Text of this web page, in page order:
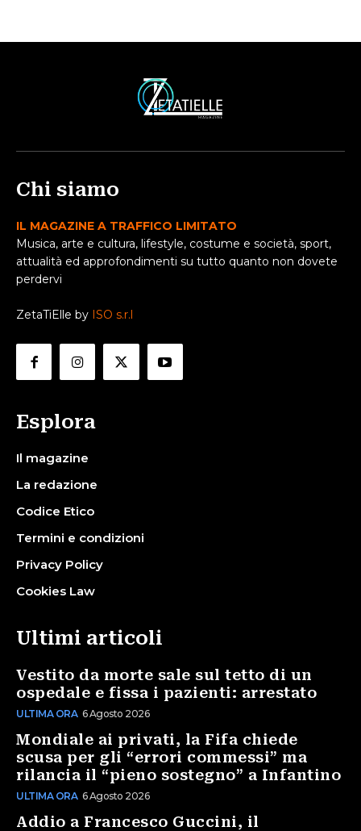
Chi siamo
IL MAGAZINE A TRAFFICO LIMITATO
Musica, arte e cultura, lifestyle, costume e società, sport,
attualità ed approfondimenti su tutto quanto non dovete
perdervi
ZetaTiElle by ISO s.r.l
Esplora
Il magazine
La redazione
Codice Etico
Termini e condizioni
Privacy Policy
Cookies Law
Ultimi articoli
Vestito da morte sale sul tetto di un
ospedale e fissa i pazienti: arrestato
ULTIMA ORA 6 Agosto 2026
Mondiale ai privati, la Fifa chiede
scusa per gli “errori commessi” ma
rilancia il “pieno sostegno” a Infantino
ULTIMA ORA 6 Agosto 2026
Addio a Francesco Guccini, il